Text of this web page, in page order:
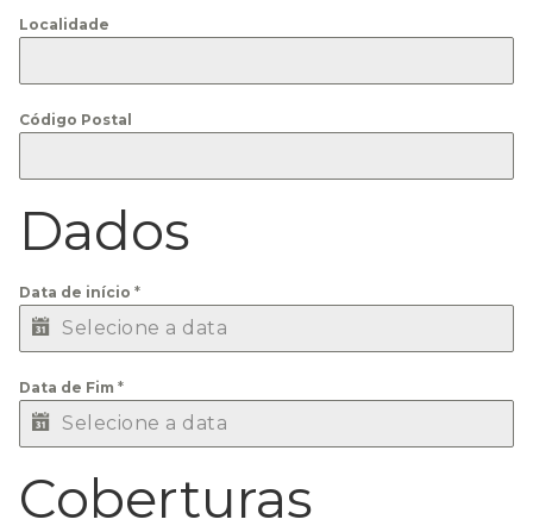
Localidade
Código Postal
Dados
Data de início *
Data de Fim *
Coberturas